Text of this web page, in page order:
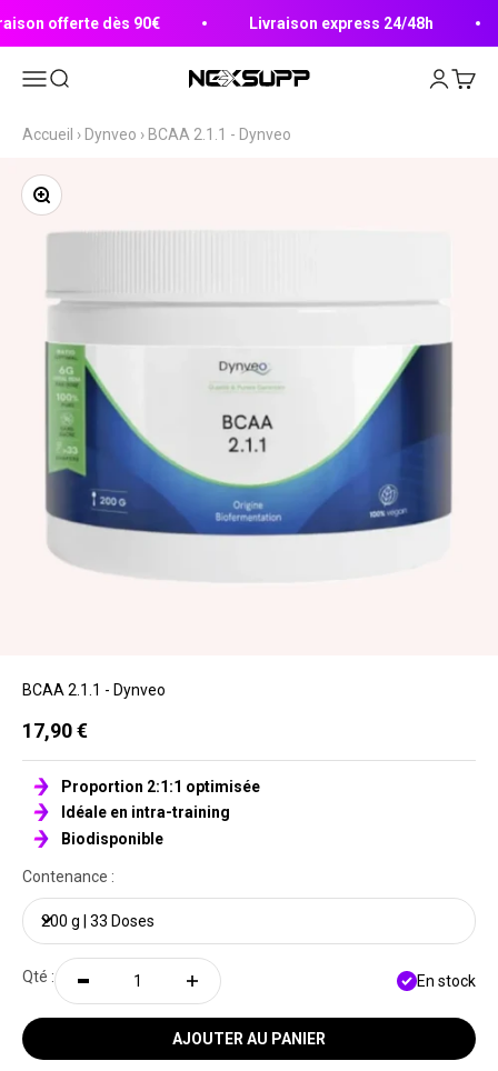
offerte dès 90€ Livraison express 24/48h
Ouvrir la navigation
Ouvrir la recherche Nexsupp Ouvrir le
Voir
Accueil › Dynveo › BCAA 2.1.1 - Dynveo
Zoomer sur l'image
BCAA 2.1.1 - Dynveo
Prix de vente
17,90 €
Proportion 2:1:1 optimisée
Idéale en intra-training
Biodisponible
Contenance :
200 g | 33 Doses
Qté : En stock
AJOUTER AU PANIER